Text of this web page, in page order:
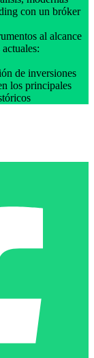
con un bróker
al alcance
de inversiones
los principales